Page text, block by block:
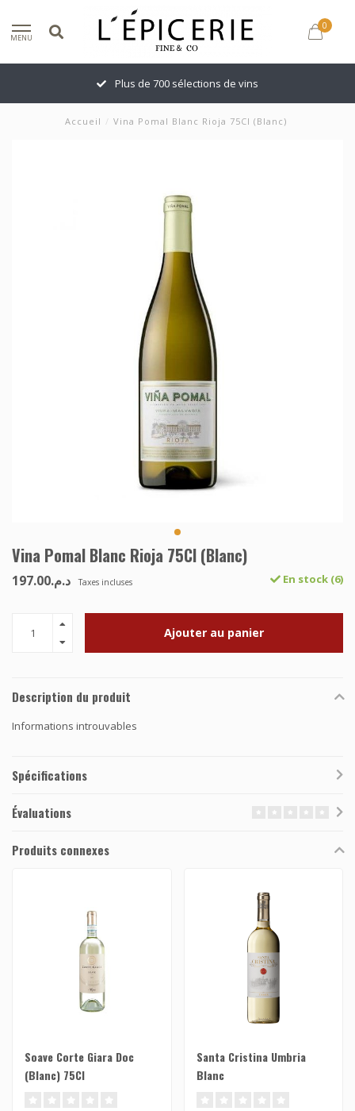
MENU
0
Plus de 700 sélections de vins
Accueil / Vina Pomal Blanc Rioja 75Cl (Blanc)
Vina Pomal Blanc Rioja 75Cl (Blanc)
د.م.197.00 Taxes incluses En stock (6)
Ajouter au panier
Description du produit
Informations introuvables
Spécifications
Évaluations
Produits connexes
Soave Corte Giara Doc
(Blanc) 75Cl
Santa Cristina Umbria
Blanc